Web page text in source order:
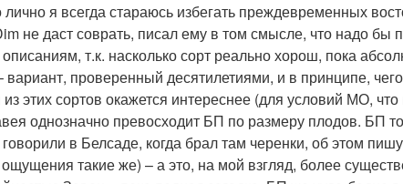
я всегда стараюсь избегать преждевременных
не даст соврать, писал ему в том смысле, что надо бы
т.к. насколько сорт реально хорош, пока
проверенный десятилетиями, и в принципе,
этих сортов окажется интереснее (для условий МО,
однозначно превосходит БП по размеру плодов. БП
в Белсаде, когда брал там черенки, об этом
такие же) – а это, на мой взгляд, более